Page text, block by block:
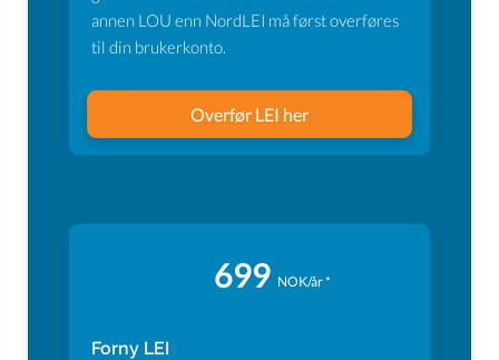
annen LOU enn NordLEI må først overføres
til din brukerkonto.
Overfør LEI her
699 NOK/år *
Forny LEI